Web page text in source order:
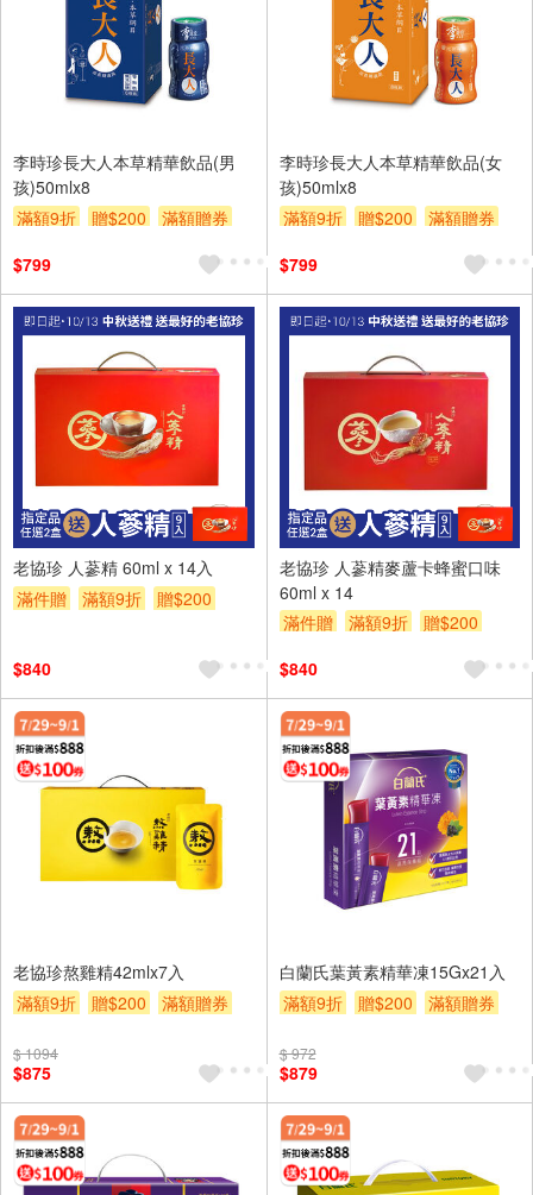
李時珍長大人本草精華飲品(男
孩)50mlx8
滿額9折
贈$200
滿額贈券
$799
李時珍長大人本草精華飲品(女
孩)50mlx8
滿額9折
贈$200
滿額贈券
$799
老協珍 人蔘精 60ml x 14入
滿件贈
滿額9折
贈$200
$840
老協珍 人蔘精麥蘆卡蜂蜜口味
60ml x 14
滿件贈
滿額9折
贈$200
$840
老協珍熬雞精42mlx7入
滿額9折
贈$200 滿額贈券
$ 1094
$875
白蘭氏葉黃素精華凍15Gx21入
滿額9折
贈$200 滿額贈券
$ 972
$879